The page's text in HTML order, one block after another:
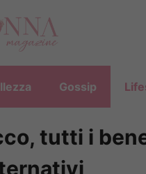
Gossip
tutti i